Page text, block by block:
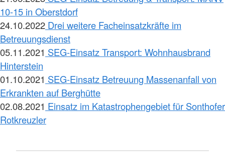
10-15 in Oberstdorf
24.10.2022 Drei weitere Facheinsatzkräfte im
Betreuungsdienst
05.11.2021 SEG-Einsatz Transport: Wohnhausbrand
Hinterstein
01.10.2021 SEG-Einsatz Betreuung Massenanfall von
Erkrankten auf Berghütte
02.08.2021 Einsatz im Katastrophengebiet für Sonthofer
Rotkreuzler